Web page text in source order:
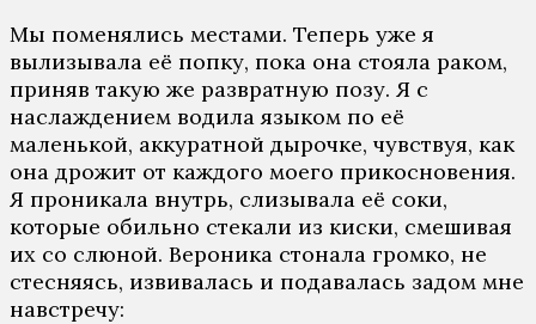
Мы поменялись местами. Теперь уже я
вылизывала её попку, пока она стояла раком,
приняв такую же развратную позу. Я с
наслаждением водила языком по её
маленькой, аккуратной дырочке, чувствуя, как
она дрожит от каждого моего прикосновения.
Я проникала внутрь, слизывала её соки,
которые обильно стекали из киски, смешивая
их со слюной. Вероника стонала громко, не
стесняясь, извивалась и подавалась задом мне
навстречу: